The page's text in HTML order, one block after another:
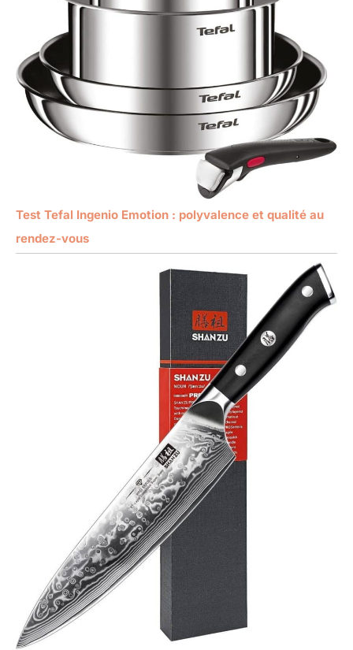
Test Tefal Ingenio Emotion : polyvalence et qualité au
rendez-vous